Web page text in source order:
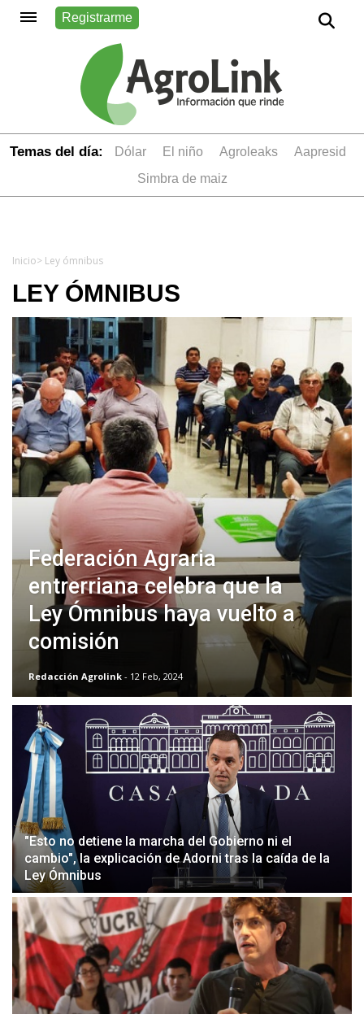
Registrarme
Temas del día: dólar el niño Agroleaks
aapresid
simbra de maiz
Inicio> Ley ómnibus
LEY ÓMNIBUS
Federación Agraria
entrerriana celebra que la
Ley Ómnibus haya vuelto a
comisión
Redacción Agrolink - 12 Feb, 2024
"Esto no detiene la marcha del Gobierno ni el
cambio", la explicación de Adorni tras la caída de la
Ley Ómnibus